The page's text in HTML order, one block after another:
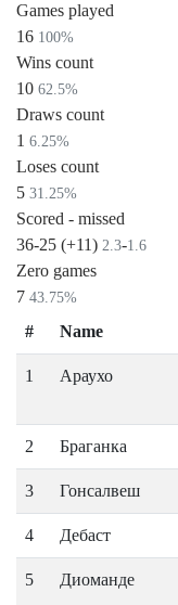
Games played
16 100%
Wins count
10 62.5%
Draws count
1 6.25%
Loses count
5 31.25%
Scored - missed
36-25 (+11) 2.3-1.6
Zero games
7 43.75%
# Name
1 Араухо
2 Браганка
3 Гонсалвеш
4 Дебаст
5 Диоманде